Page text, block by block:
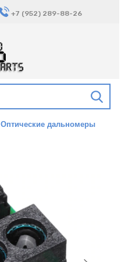
+7 (952) 289-88-26
Оптические дальномеры